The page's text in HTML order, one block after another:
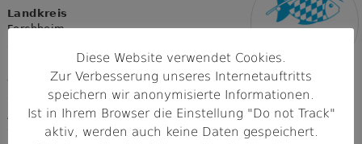
Landkreis
Forchheim
Oberfranken
Adresse
91322 Gräfenberg
Diese Website verwendet Cookies.
Zur Verbesserung unseres Internetauftritts
speichern wir anonymisierte Informationen.
Ist in Ihrem Browser die Einstellung "Do not Track"
aktiv, werden auch keine Daten gespeichert.